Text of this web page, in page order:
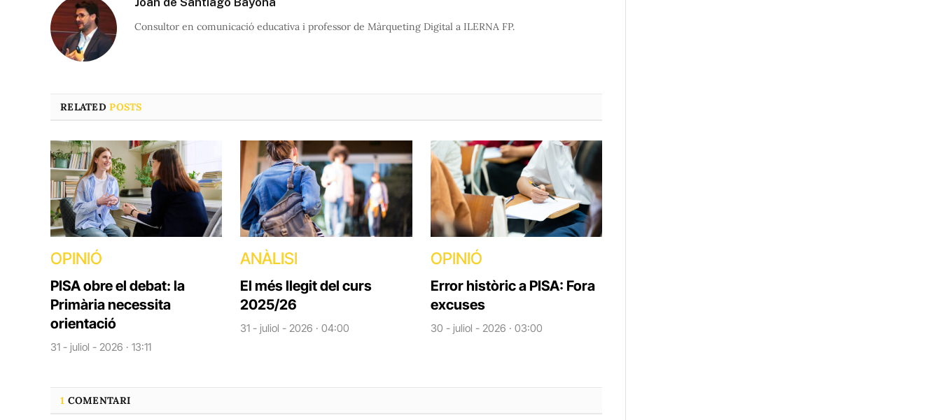
Consultor en comunicació educativa i professor de Màrqueting Digital a ILERNA FP.
RELATEDPOSTS
OPINIÓ
PISA obre el debat: la
Primària necessita
orientació
31 - juliol - 2026 · 13:11
ANÀLISI
El més llegit del curs
2025/26
31 - juliol - 2026 · 04:00
OPINIÓ
Error històric a PISA: Fora
excuses
30 - juliol - 2026 · 03:00
1 COMENTARI